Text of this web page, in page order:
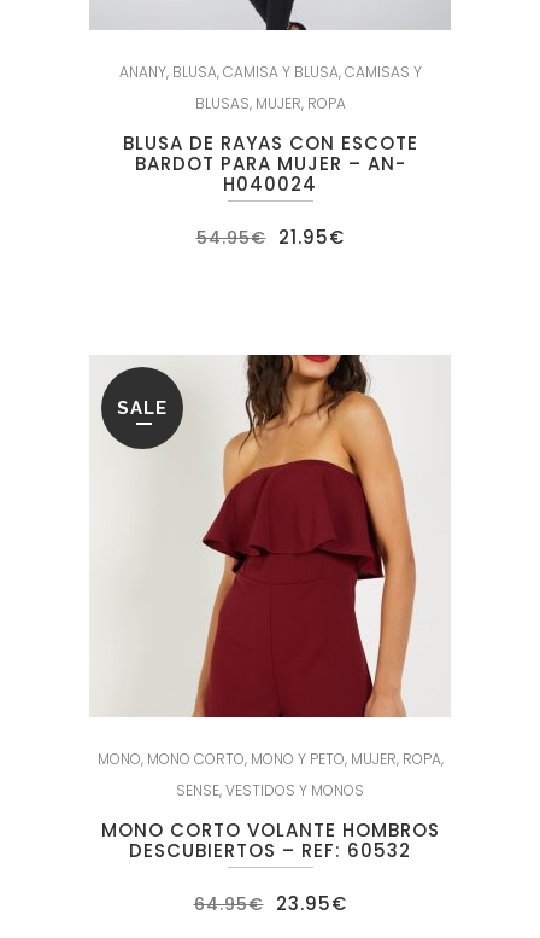
ANANY, BLUSA,CAMISA Y BLUSA,CAMISAS Y
BLUSAS, MUJER, ROPA
BLUSA DE RAYAS CON ESCOTE
BARDOT PARA MUJER – AN-
H040024
54.95€ El
precio
21.95€El
SALE
MONO, MONO CORTO, MONO Y PETO, MUJER, ROPA,
SENSE,VESTIDOS Y MONOS
MONO CORTO VOLANTE HOMBROS
DESCUBIERTOS – REF: 60532
64.95€ El
precio
23.95€El